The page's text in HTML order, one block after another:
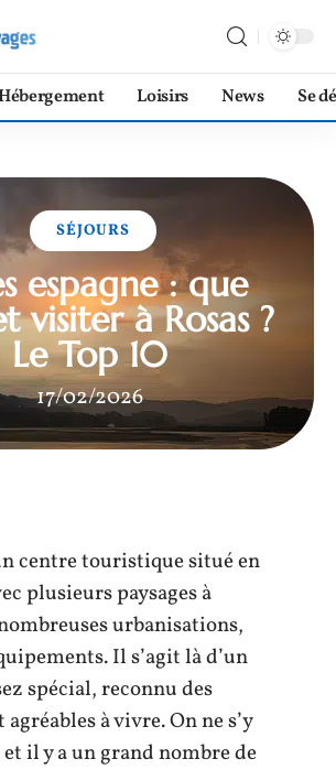
Loisirs News Se
SÉJOURS
espagne : que
visiter à Rosas ?
Le Top 10
17/02/2026
centre touristique situé en
plusieurs paysages à
urbanisations,
Il s’agit là d’un
spécial, reconnu des
à vivre. On ne s’y
il y a un grand nombre de